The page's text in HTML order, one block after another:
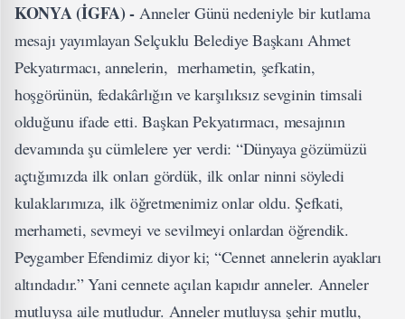
KONYA (İGFA) - Anneler Günü nedeniyle bir kutlama
mesajı yayımlayan Selçuklu Belediye Başkanı Ahmet
Pekyatırmacı, annelerin, merhametin, şefkatin,
hoşgörünün, fedakârlığın ve karşılıksız sevginin timsali
olduğunu ifade etti. Başkan Pekyatırmacı, mesajının
devamında şu cümlelere yer verdi: “Dünyaya gözümüzü
açtığımızda ilk onları gördük, ilk onlar ninni söyledi
kulaklarımıza, ilk öğretmenimiz onlar oldu. Şefkati,
merhameti, sevmeyi ve sevilmeyi onlardan öğrendik.
Peygamber Efendimiz diyor ki; “Cennet annelerin ayakları
altındadır.” Yani cennete açılan kapıdır anneler. Anneler
mutluysa aile mutludur. Anneler mutluysa şehir mutlu,